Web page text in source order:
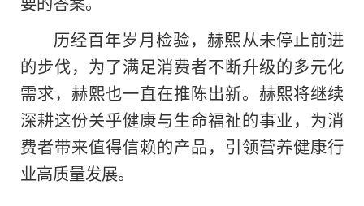
历经百年岁月检验，赫熙从未停止前进
的步伐，为了满足消费者不断升级的多元化
需求，赫熙也一直在推陈出新。赫熙将继续
深耕这份关乎健康与生命福祉的事业，为消
费者带来值得信赖的产品，引领营养健康行
业高质量发展。